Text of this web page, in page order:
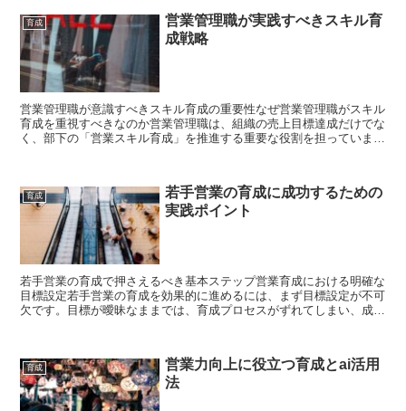
育成
営業管理職が実践すべきスキル育
成戦略
営業管理職が意識すべきスキル育成の重要性なぜ営業管理職がスキル
育成を重視すべきなのか営業管理職は、組織の売上目標達成だけでな
く、部下の「営業スキル育成」を推進する重要な役割を担っていま
育成
若手営業の育成に成功するための
実践ポイント
若手営業の育成で押さえるべき基本ステップ営業育成における明確な
目標設定若手営業の育成を効果的に進めるには、まず目標設定が不可
欠です。目標が曖昧なままでは、育成プロセスがずれてしまい、成長
育成
営業力向上に役立つ育成とai活用
法